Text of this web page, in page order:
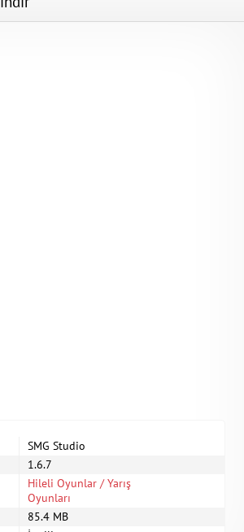
SMG Studio
1.6.7
Hileli Oyunlar / Yarış
Oyunları
85.4 MB